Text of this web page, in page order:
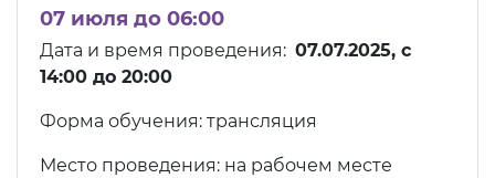
07 июля до 06:00
Дата и время проведения: 07.07.2025, c
14:00 до 20:00
Форма обучения: трансляция
Место проведения: на рабочем месте